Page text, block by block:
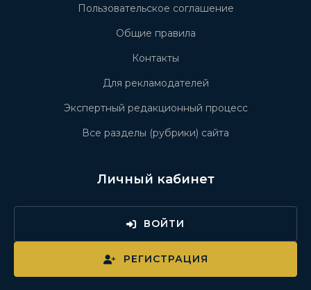
Пользовательское соглашение
Общие правила
Контакты
Для рекламодателей
Экспертный редакционный процесс
Все разделы (рубрики) сайта
Личный кабинет
ВОЙТИ
РЕГИСТРАЦИЯ